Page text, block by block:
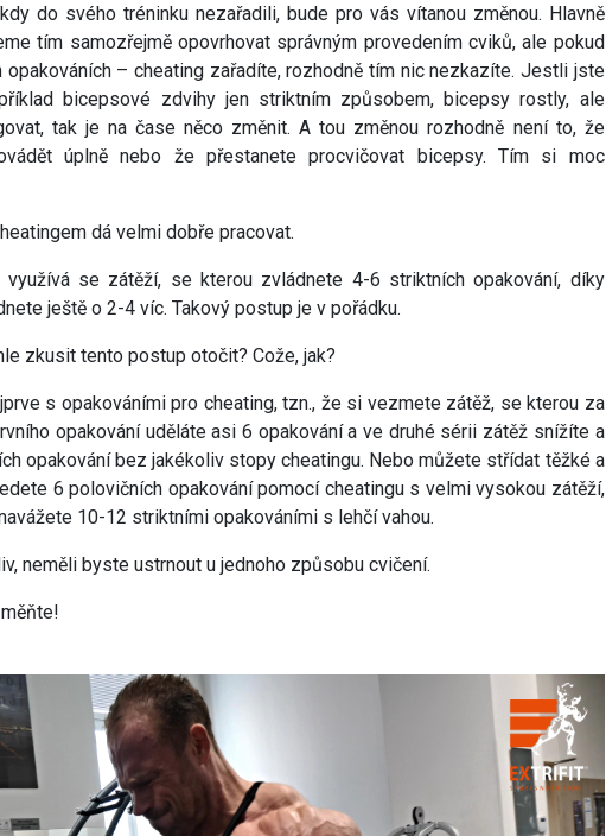
do svého tréninku nezařadili, bude pro vás vítanou změnou. Hlavně
tím samozřejmě opovrhovat správným provedením cviků, ale pokud
– cheating zařadíte, rozhodně tím nic nezkazíte. Jestli jste
bicepsové zdvihy jen striktním způsobem, bicepsy rostly, ale
tak je na čase něco změnit. A tou změnou rozhodně není to, že
úplně nebo že přestanete procvičovat bicepsy. Tím si moc
dá velmi dobře pracovat.
využívá se zátěží, se kterou zvládnete 4-6 striktních opakování, díky
ještě o 2-4 víc. Takový postup je v pořádku.
zkusit tento postup otočit? Cože, jak?
s opakováními pro cheating, tzn., že si vezmete zátěž, se kterou za
opakování uděláte asi 6 opakování a ve druhé sérii zátěž snížíte a
opakování bez jakékoliv stopy cheatingu. Nebo můžete střídat těžké a
6 polovičních opakování pomocí cheatingu s velmi vysokou zátěží,
10-12 striktními opakováními s lehčí vahou.
neměli byste ustrnout u jednoho způsobu cvičení.